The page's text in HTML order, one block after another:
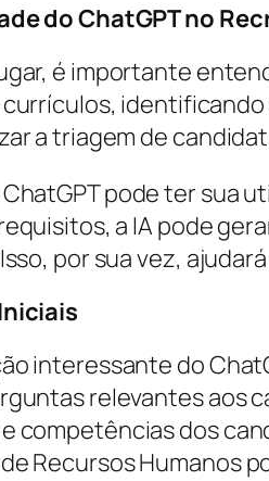
do ChatGPT no
é importante
currículos,
a triagem de
pode ter sua
a IA pode
por sua vez,
interessante do
relevantes aos
competências dos
Recursos Humanos